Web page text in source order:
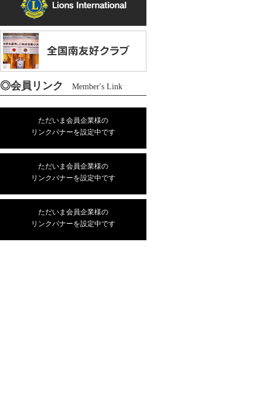
◎会員リンク Member's Link
ただいま会員企業様の
リンクバナーを設定中です
ただいま会員企業様の
リンクバナーを設定中です
ただいま会員企業様の
リンクバナーを設定中です